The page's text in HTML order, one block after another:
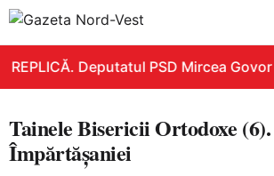
REPLICĂ. Deputatul PSD Mircea
Tainele Bisericii Ortodoxe
Împărtăşaniei